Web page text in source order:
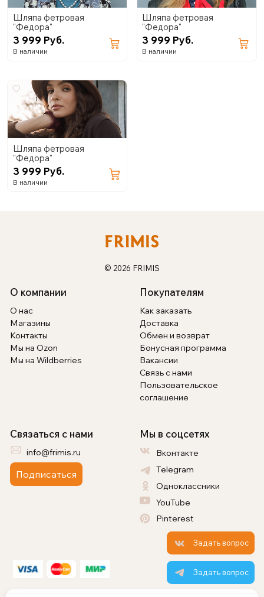
Шляпа фетровая
"Федора"
3 999 Руб.
В наличии
Шляпа фетровая
"Федора"
3 999 Руб.
В наличии
Шляпа фетровая
"Федора"
3 999 Руб.
В наличии
© 2026 FRIMIS
О компании
О нас
Магазины
Контакты
Мы на Ozon
Мы на Wildberries
Покупателям
Как заказать
Доставка
Обмен и возврат
Бонусная программа
Вакансии
Связь с нами
Пользовательское
соглашение
Связаться с нами
info@frimis.ru
Подписаться
Мы в соцсетях
Вконтакте
Telegram
Одноклассники
YouTube
Pinterest
Задать вопрос
Задать вопрос